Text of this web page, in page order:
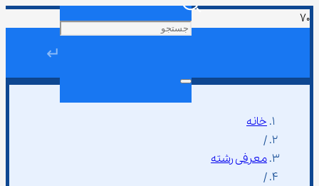
↵
خانه
/
معرفی رشته
/